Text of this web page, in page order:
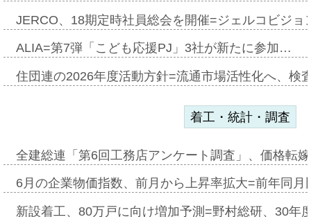
JERCO、18期定時社員総会を開催=ジェルコビジ
ALIA=第7弾「こども応援PJ」3社が新たに参加…
住団連の2026年度活動方針=流通市場活性化へ、検
着工・統計・調査
全建総連「第6回工務店アンケート調査」、価格転
6月の企業物価指数、前月から上昇率拡大=前年同
新設着工、80万戸に向け増加予測=野村総研、30年